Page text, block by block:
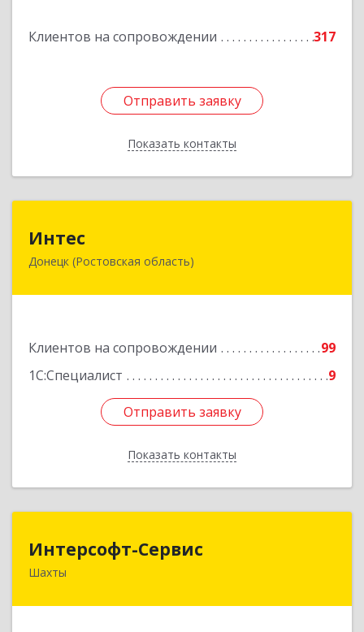
Клиентов на сопровождении 317
Отправить заявку
Показать контакты
Подробнее
Отправить заявку
Назад
Интес
Донецк (Ростовская область)
Клиентов на сопровождении
99
1С:Специалист
9
Отправить заявку
Показать контакты
346330, Ростовская обл, Донецк г, 60-й кв-л,
Отправить заявку
Назад
Интерсофт-Сервис
Шахты
346480, Ростовская обл, Шахты г, Советская ул,